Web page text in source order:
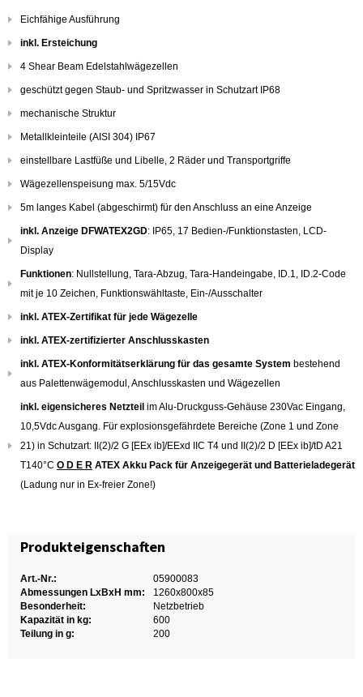
Eichfähige Ausführung
inkl. Ersteichung
4 Shear Beam Edelstahlwägezellen
geschützt gegen Staub- und Spritzwasser in Schutzart IP68
mechanische Struktur
Metallkleinteile (AISI 304) IP67
einstellbare Lastfüße und Libelle, 2 Räder und Transportgriffe
Wägezellenspeisung max. 5/15Vdc
5m langes Kabel (abgeschirmt) für den Anschluss an eine Anzeige
inkl. Anzeige DFWATEX2GD: IP65, 17 Bedien-/Funktionstasten, LCD-
Display
Funktionen: Nullstellung, Tara-Abzug, Tara-Handeingabe, ID.1, ID.2-Code
mit je 10 Zeichen, Funktionswähltaste, Ein-/Ausschalter
inkl. ATEX-Zertifikat für jede Wägezelle
inkl. ATEX-zertifizierter Anschlusskasten
inkl. ATEX-Konformitätserklärung für das gesamte System bestehend
aus Palettenwägemodul, Anschlusskasten und Wägezellen
inkl. eigensicheres Netzteil im Alu-Druckguss-Gehäuse 230Vac Eingang,
10,5Vdc Ausgang. Für explosionsgefährdete Bereiche (Zone 1 und Zone
21) in Schutzart: II(2)/2 G [EEx ib]/EExd IIC T4 und II(2)/2 D [EEx ib]/tD A21
T140°C O D E R ATEX Akku Pack für Anzeigegerät und Batterieladegerät
(Ladung nur in Ex-freier Zone!)
Produkteigenschaften
Art.-Nr.:
05900083
Abmessungen LxBxH mm:
1260x800x85
Besonderheit:
Netzbetrieb
Kapazität in kg:
600
Teilung in g:
200